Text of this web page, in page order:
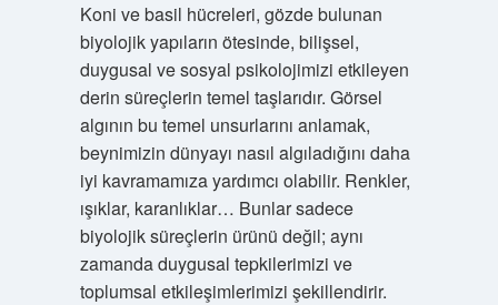
Koni ve basil hücreleri, gözde bulunan
biyolojik yapıların ötesinde, bilişsel,
duygusal ve sosyal psikolojimizi etkileyen
derin süreçlerin temel taşlarıdır. Görsel
algının bu temel unsurlarını anlamak,
beynimizin dünyayı nasıl algıladığını daha
iyi kavramamıza yardımcı olabilir. Renkler,
ışıklar, karanlıklar… Bunlar sadece
biyolojik süreçlerin ürünü değil; aynı
zamanda duygusal tepkilerimizi ve
toplumsal etkileşimlerimizi şekillendirir.